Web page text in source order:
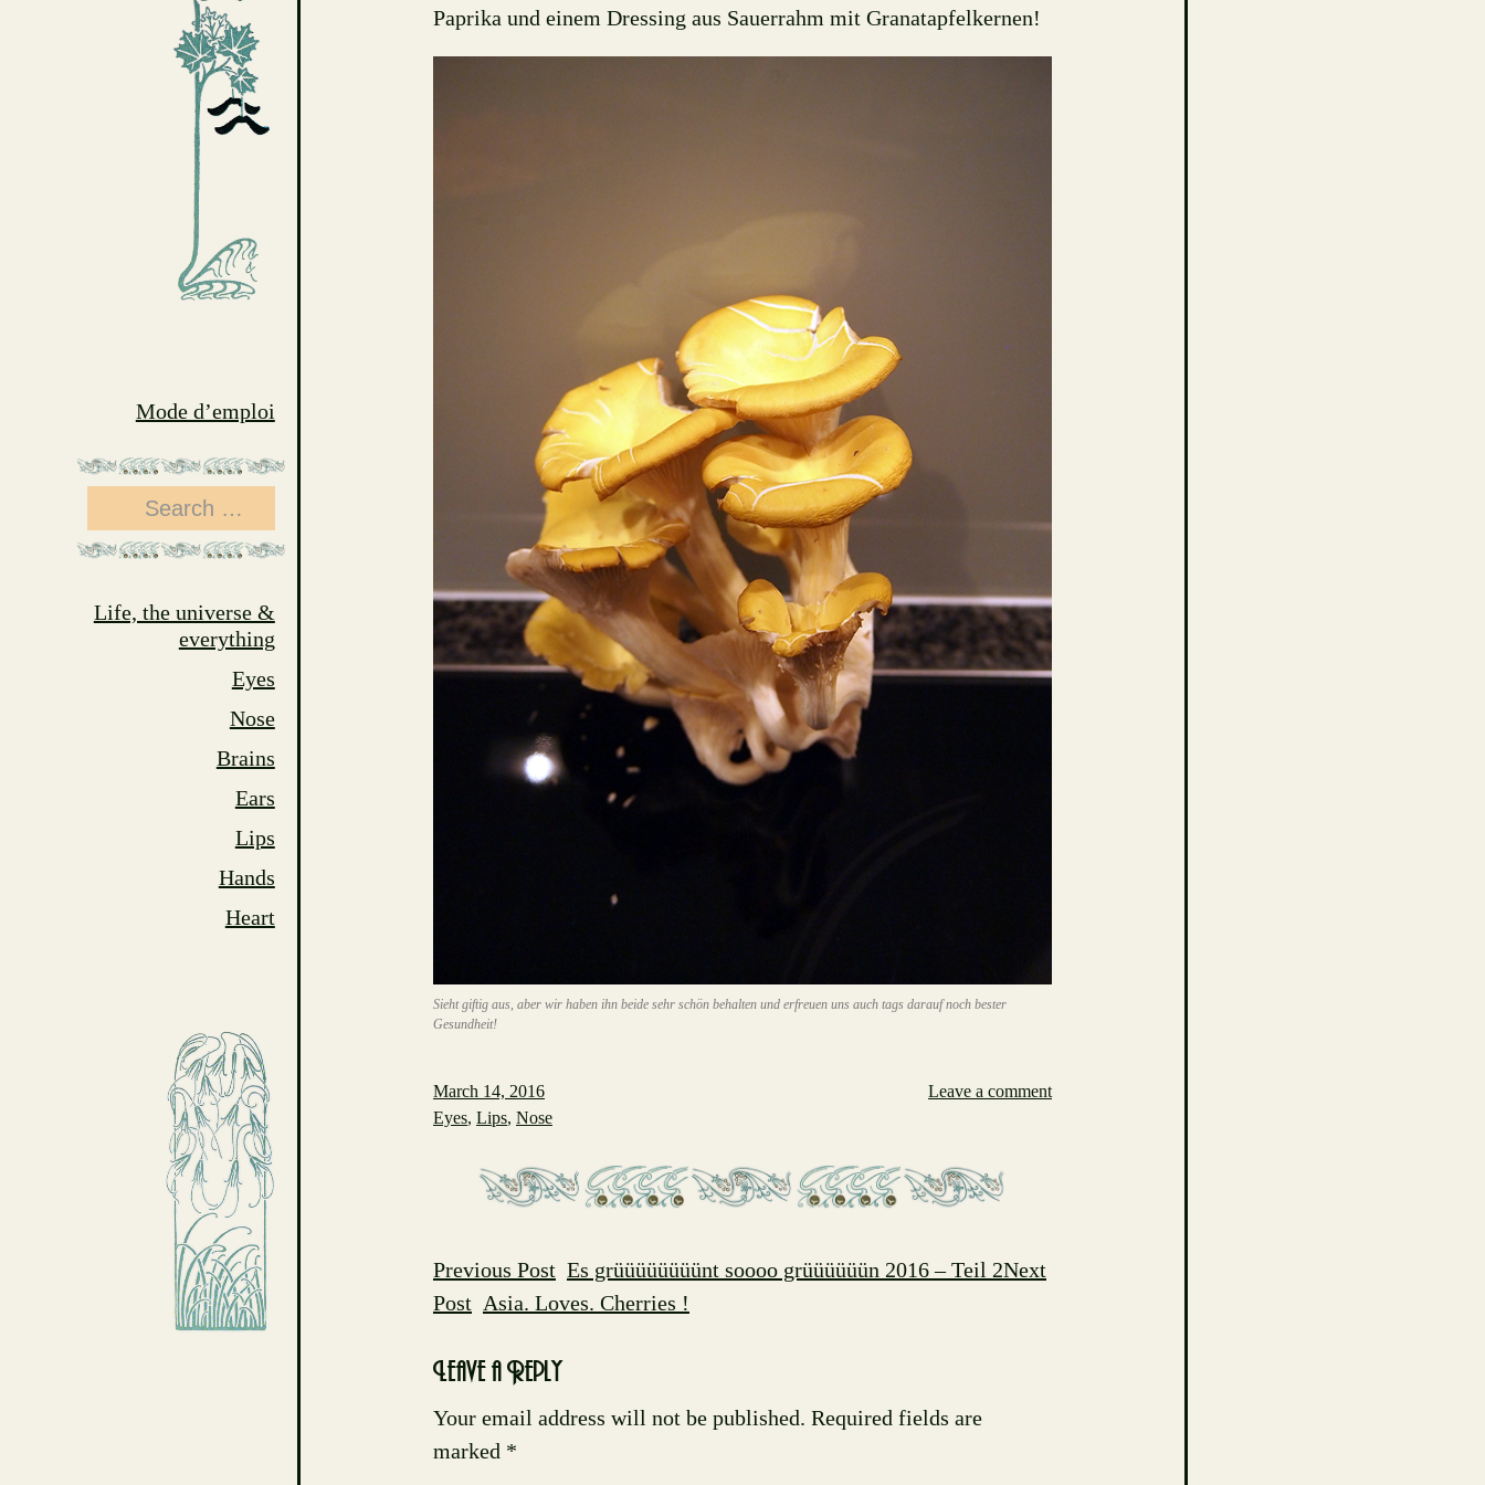
Mode d’emploi
Search
for:
Life, the universe &
everything
Eyes
Nose
Brains
Ears
Lips
Hands
Heart
Paprika und einem Dressing aus Sauerrahm mit Granatapfelkernen!
Sieht giftig aus, aber wir haben ihn beide sehr schön behalten und erfreuen uns auch tags darauf noch bester
Gesundheit!
March 14, 2016
Leave a comment
Eyes, Lips, Nose
Post
Previous Post Es grüüüüüüüünt soooo grüüüüüün 2016 – Teil 2Next
Post Asia. Loves. Cherries !
Leave a Reply
Your email address will not be published. Required fields are
marked *